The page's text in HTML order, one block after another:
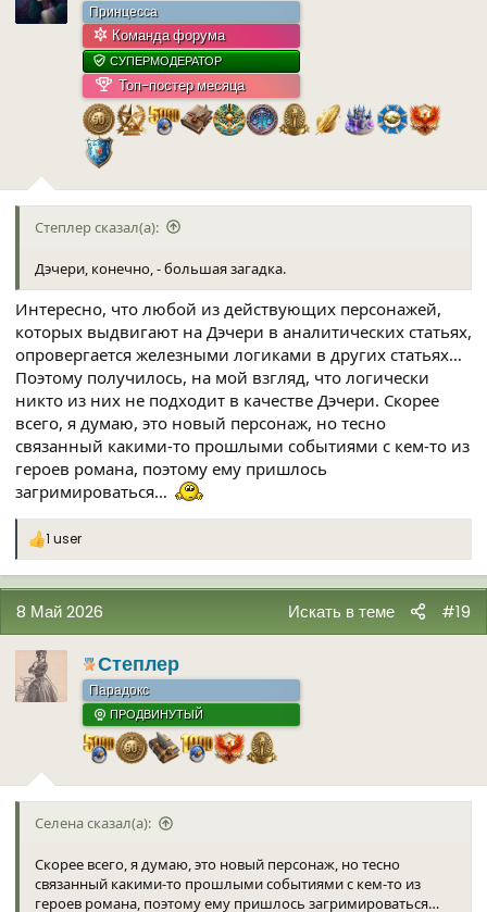
Принцесса
Команда форума
СУПЕРМОДЕРАТОР
Топ-постер месяца
Степлер сказал(а):
Дэчери, конечно, - большая загадка.
Интересно, что любой из действующих персонажей,
которых выдвигают на Дэчери в аналитических статьях,
опровергается железными логиками в других статьях…
Поэтому получилось, на мой взгляд, что логически
никто из них не подходит в качестве Дэчери. Скорее
всего, я думаю, это новый персонаж, но тесно
связанный какими-то прошлыми событиями с кем-то из
героев романа, поэтому ему пришлось
загримироваться…
Р
е
а
ц
и
и
:
1 user
8 Май 2026 Искать в теме #19
Степлер
Парадокс
ПРОДВИНУТЫЙ
Селена сказал(а):
Скорее всего, я думаю, это новый персонаж, но тесно
связанный какими-то прошлыми событиями с кем-то из
героев романа, поэтому ему пришлось загримироваться…